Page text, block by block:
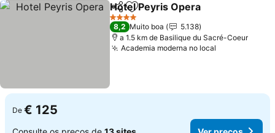
PartilharAdicionar aos favoritos
Hotel Peyris Opera
4 Estrelas
8,2 Muito boa
5.138
a 1.5 km de Basilique du Sacré-Coeur
Academia moderna no local
De € 125